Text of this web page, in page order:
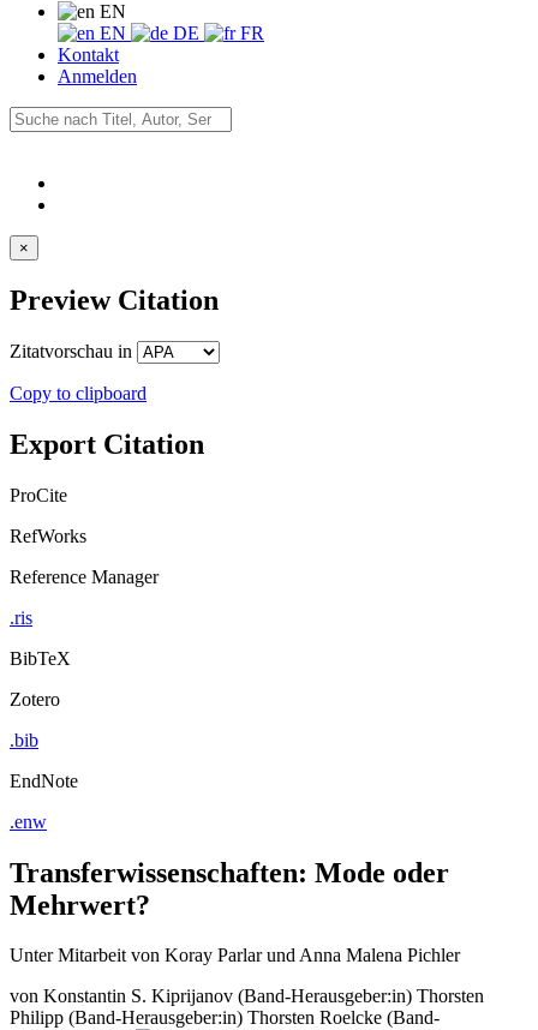
EN
EN
DE
FR
Kontakt
Anmelden
×
Preview Citation
Zitatvorschau in
Copy to clipboard
Export Citation
ProCite
RefWorks
Reference Manager
.ris
BibTeX
Zotero
.bib
EndNote
.enw
Transferwissenschaften: Mode oder
Mehrwert?
Unter Mitarbeit von Koray Parlar und Anna Malena Pichler
von Konstantin S. Kiprijanov (Band-Herausgeber:in) Thorsten
Philipp (Band-Herausgeber:in) Thorsten Roelcke (Band-